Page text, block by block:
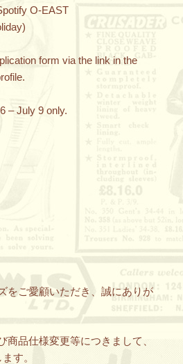
O-EAST
form via the link in the
– July 9 only.
をご愛顧いただき、誠にありが
商品仕様変更等につきまして、
す。